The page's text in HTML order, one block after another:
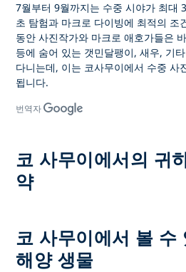
7월부터 9월까지는 수중 시야가 최대
초 탐험과 마크로 다이빙에 최적의 조
동안 사진작가와 마크로 애호가들은
등에 숨어 있는 갯민달팽이, 새우, 기
다니는데, 이는 코사무이에서 수중 사
됩니다.
번역자
코 사무이에서의 귀
약
코 사무이에서 볼 수
해양 생물